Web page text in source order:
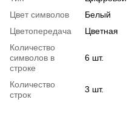
Цвет символов
Белый
Цветопередача
Цветная
Количество
символов в
строке
6 шт.
Количество
строк
3 шт.